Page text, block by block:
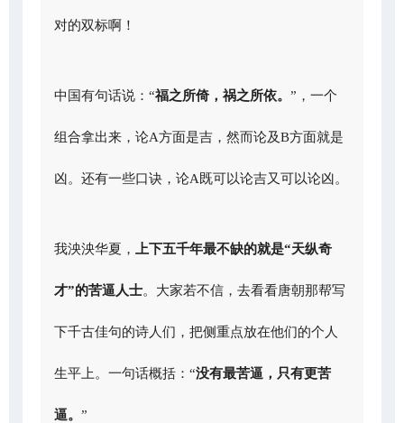
对的双标啊！
中国有句话说：“福之所倚，祸之所依。 ”，一个
组合拿出来，论A方面是吉，然而论及B方面就是
凶。还有一些口诀，论A既可以论吉又可以论凶。
我泱泱华夏， 上下五千年最不缺的就是“天纵奇
才”的苦逼人士。大家若不信，去看看唐朝那帮写
下千古佳句的诗人们，把侧重点放在他们的个人
生平上。一句话概括：“没有最苦逼，只有更苦
逼。 ”